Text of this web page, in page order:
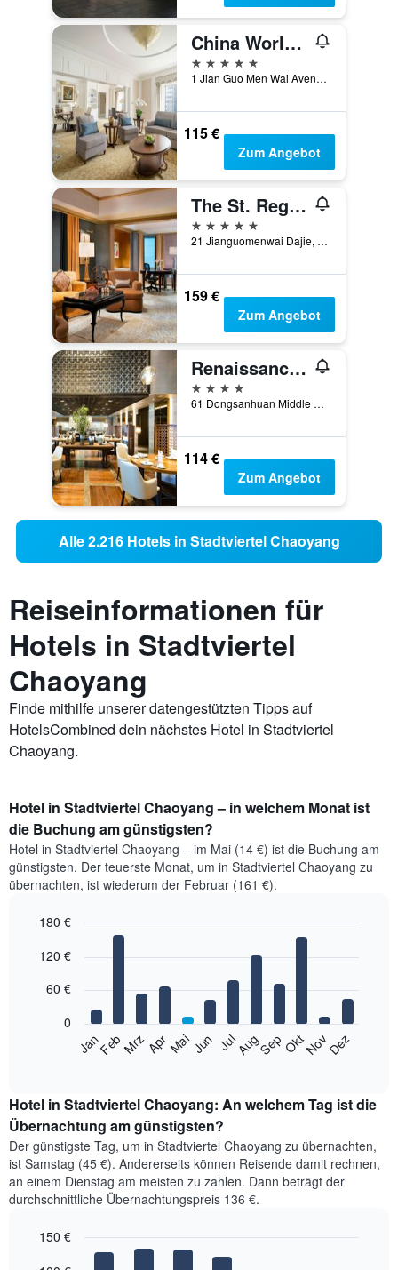
China World Hotel, Beijing
5 Sterne
1 Jian Guo Men Wai Avenue, Peking, China
115 €
Zum Angebot
The St. Regis Beijing
5 Sterne
21 Jianguomenwai Dajie, Peking, China
159 €
Zum Angebot
Renaissance Beijing Capital Hotel
4 Sterne
61 Dongsanhuan Middle Road, Peking, China
114 €
Zum Angebot
Alle 2.216 Hotels in Stadtviertel Chaoyang
Reiseinformationen für
Hotels in Stadtviertel
Chaoyang
Finde mithilfe unserer datengestützten Tipps auf
HotelsCombined dein nächstes Hotel in Stadtviertel
Chaoyang.
Hotel in Stadtviertel Chaoyang – in welchem Monat ist
die Buchung am günstigsten?
Hotel in Stadtviertel Chaoyang – im Mai (14 €) ist die Buchung am
günstigsten. Der teuerste Monat, um in Stadtviertel Chaoyang zu
übernachten, ist wiederum der Februar (161 €).
chart
bars.
folgende
den
durchschnittlichen
Zimmerpreis
im
jeweiligen
Monat
an.
Diagramm
graphic.
JanFebMrzAprMaiJun JulAugSep OktNovDez
0
60 €
120 €
180 €
Hotel in Stadtviertel Chaoyang: An welchem Tag ist die
Übernachtung am günstigsten?
Der günstigste Tag, um in Stadtviertel Chaoyang zu übernachten,
ist Samstag (45 €). Andererseits können Reisende damit rechnen,
an einem Dienstag am meisten zu zahlen. Dann beträgt der
durchschnittliche Übernachtungspreis 136 €.
150 €